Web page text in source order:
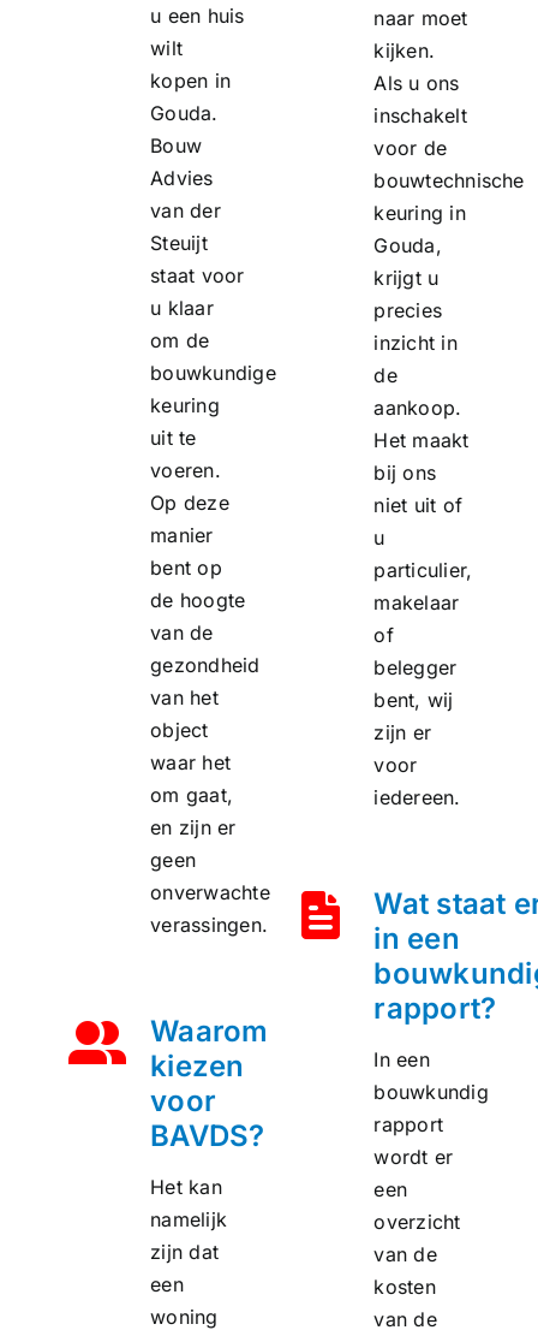
u een huis
wilt
kopen in
Gouda.
Bouw
Advies
van der
Steuijt
staat voor
u klaar
om de
bouwkundige
keuring
uit te
voeren.
Op deze
manier
bent op
de hoogte
van de
gezondheid
van het
object
waar het
om gaat,
en zijn er
geen
onverwachte
verassingen.
Waarom
kiezen
voor
BAVDS?
Het kan
namelijk
zijn dat
een
woning
naar moet
kijken.
Als u ons
inschakelt
voor de
bouwtechnische
keuring in
Gouda,
krijgt u
precies
inzicht in
de
aankoop.
Het maakt
bij ons
niet uit of
u
particulier,
makelaar
of
belegger
bent, wij
zijn er
voor
iedereen.
Wat staat
in een
rapport?
In een
bouwkundig
rapport
wordt er
een
overzicht
van de
kosten
van de